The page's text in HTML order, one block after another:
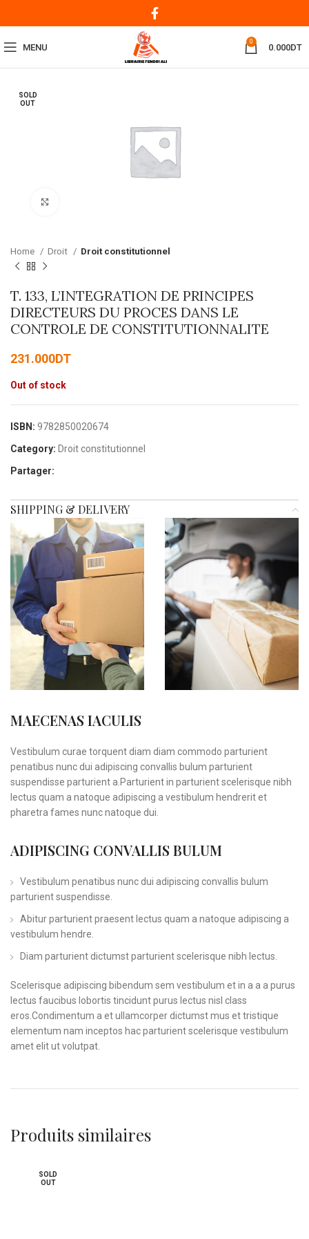
MENU
0
0.000DT
SOLD
OUT
Home Droit Droit constitutionnel
T. 133, L’INTEGRATION DE PRINCIPES
DIRECTEURS DU PROCES DANS LE
CONTROLE DE CONSTITUTIONNALITE
231.000DT
Out of stock
ISBN: 9782850020674
Category: Droit constitutionnel
Partager:
SHIPPING & DELIVERY
MAECENAS IACULIS
Vestibulum curae torquent diam diam commodo parturient
penatibus nunc dui adipiscing convallis bulum parturient
suspendisse parturient a.Parturient in parturient scelerisque nibh
lectus quam a natoque adipiscing a vestibulum hendrerit et
pharetra fames nunc natoque dui.
ADIPISCING CONVALLIS BULUM
Vestibulum penatibus nunc dui adipiscing convallis bulum
parturient suspendisse.
Abitur parturient praesent lectus quam a natoque adipiscing a
vestibulum hendre.
Diam parturient dictumst parturient scelerisque nibh lectus.
Scelerisque adipiscing bibendum sem vestibulum et in a a a purus
lectus faucibus lobortis tincidunt purus lectus nisl class
eros.Condimentum a et ullamcorper dictumst mus et tristique
elementum nam inceptos hac parturient scelerisque vestibulum
amet elit ut volutpat.
Produits similaires